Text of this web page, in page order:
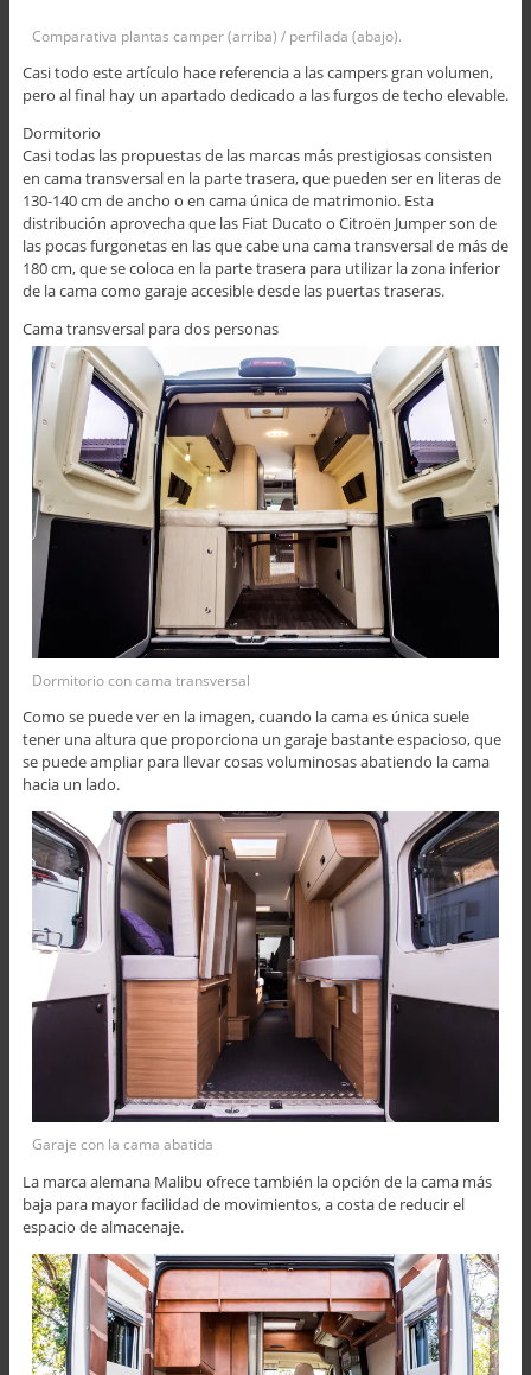
Comparativa plantas camper (arriba) / perfilada (abajo).
Casi todo este artículo hace referencia a las campers gran volumen,
pero al final hay un apartado dedicado a las furgos de techo elevable.
Dormitorio
Casi todas las propuestas de las marcas más prestigiosas consisten
en cama transversal en la parte trasera, que pueden ser en literas de
130-140 cm de ancho o en cama única de matrimonio. Esta
distribución aprovecha que las Fiat Ducato o Citroën Jumper son de
las pocas furgonetas en las que cabe una cama transversal de más de
180 cm, que se coloca en la parte trasera para utilizar la zona inferior
de la cama como garaje accesible desde las puertas traseras.
Cama transversal para dos personas
Dormitorio con cama transversal
Como se puede ver en la imagen, cuando la cama es única suele
tener una altura que proporciona un garaje bastante espacioso, que
se puede ampliar para llevar cosas voluminosas abatiendo la cama
hacia un lado.
Garaje con la cama abatida
La marca alemana Malibu ofrece también la opción de la cama más
baja para mayor facilidad de movimientos, a costa de reducir el
espacio de almacenaje.